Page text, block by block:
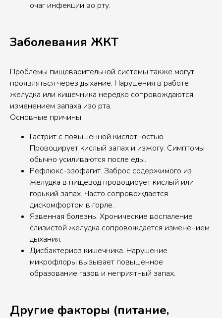
очаг инфекции во рту.
Заболевания ЖКТ
Проблемы пищеварительной системы также могут
проявляться через дыхание. Нарушения в работе
желудка или кишечника нередко сопровождаются
изменением запаха изо рта.
Основные причины:
Гастрит с повышенной кислотностью.
Провоцирует кислый запах и изжогу. Симптомы
обычно усиливаются после еды.
Рефлюкс-эзофагит. Заброс содержимого из
желудка в пищевод провоцирует кислый или
горький запах. Часто сопровождается
дискомфортом в горле.
Язвенная болезнь. Хронические воспаление
слизистой желудка сопровождается изменением
дыхания.
Дисбактериоз кишечника. Нарушение
микрофлоры вызывает повышенное
образование газов и неприятный запах.
Другие факторы (питание,